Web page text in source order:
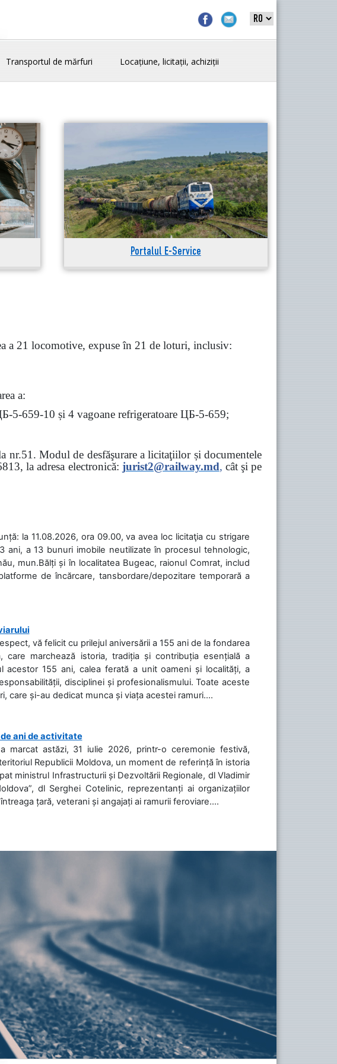
Transportul de mărfuri Locațiune, licitații, achiziții
Portalul E-Service
a 21 locomotive, expuse în 21 de loturi, inclusiv:
a:
5-659-10 și 4 vagoane refrigeratoare ЦБ-5-659;
nr.51.Modul de desfăşurare a licitaţiilor și documentele
la adresa electronică: jurist2@railway.md, cât şi pe
la 11.08.2026, ora 09.00, va avea loc licitaţia cu strigare
a 13 bunuri imobile neutilizate în procesul tehnologic,
mun.Bălți și în localitatea Bugeac, raionul Comrat, includ
de încărcare, tansbordare/depozitare temporară a
vă felicit cu prilejul aniversării a 155 ani de la fondarea
marchează istoria, tradiția și contribuția esențială a
acestor 155 ani, calea ferată a unit oameni și localități, a
disciplinei și profesionalismului. Toate aceste
care și-au dedicat munca și viața acestei ramuri....
ani de activitate
marcat astăzi, 31 iulie 2026, printr-o ceremonie festivă,
Republicii Moldova, un moment de referință în istoria
ministrul Infrastructurii și Dezvoltării Regionale, dl Vladimir
dl Serghei Cotelinic, reprezentanți ai organizațiilor
țară, veterani și angajați ai ramurii feroviare....